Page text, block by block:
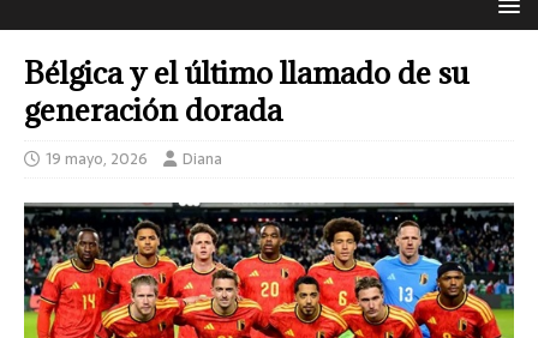
Bélgica y el último llamado de su
generación dorada
19 mayo, 2026 Diana